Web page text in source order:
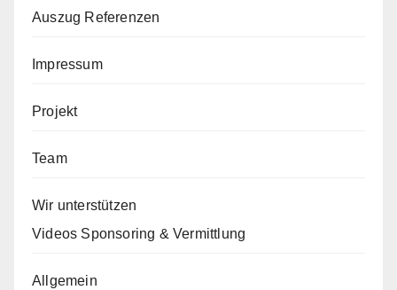
Auszug Referenzen
Impressum
Projekt
Team
Wir unterstützen
Videos Sponsoring & Vermittlung
Allgemein